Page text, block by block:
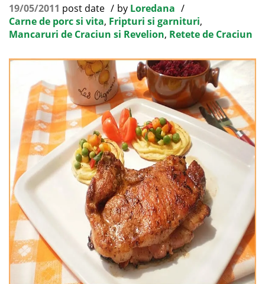
19/05/2011 post date by Loredana
Carne de porc si vita, Fripturi si garnituri,
Mancaruri de Craciun si Revelion, Retete de Craciun